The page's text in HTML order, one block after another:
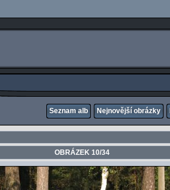
Seznam alb Nejnovější obrázky
OBRÁZEK 10/34